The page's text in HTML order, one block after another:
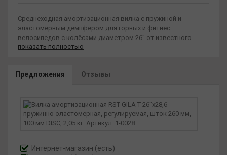
Среднеходная амортизационная вилка с пружиной и
эластомерным демпфером для горных и фитнес
велосипедов с колёсами диаметром 26" от известного
тайваньского бренда RST. Поглощает удары и обеспечивает
Технические характеристики:
Диаметр колеса: 26"
Вес: 2,025 кг
показать полностью
Предложения Отзывы
Интернет-магазин (есть)